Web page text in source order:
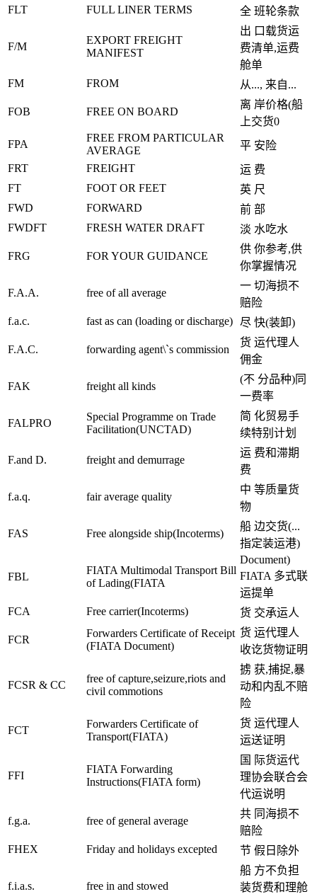
FLT FULL LINER TERMS 全 班轮条款
F/M
EXPORT FREIGHT
MANIFEST
出 口载货运
费清单,运费
舱单
FM
FROM 从..., 来自...
FOB FREE ON BOARD
离 岸价格(船
上交货0
FPA
FREE FROM PARTICULAR
AVERAGE
平 安险
FRT
FREIGHT
运 费
FT
FOOT OR FEET
英 尺
FWD
FORWARD
前 部
FWDFT
FRESH WATER DRAFT 淡 水吃水
FRG FOR YOUR GUIDANCE
供 你参考,供
你掌握情况
F.A.A. free of all average
一 切海损不
赔险
f.a.c.
fast as can (loading or discharge) 尽 快(装卸)
F.A.C. forwarding agent\`s commission
货 运代理人
佣金
FAK freight all kinds
(不 分品种)同
一费率
FALPRO
Special Programme on Trade
Facilitation(UNCTAD)
简 化贸易手
续特别计划
F.and D. freight and demurrage
运 费和滞期
费
f.a.q. fair average quality
中 等质量货
物
FAS Free alongside ship(Incoterms)
船 边交货(...
指定装运港)
FBL
FIATA Multimodal Transport Bill
of Lading(FIATA
Document)
FIATA 多式联
运提单
FCA
Free carrier(Incoterms) 货 交承运人
FCR
Forwarders Certificate of Receipt
(FIATA Document)
货 运代理人
收讫货物证明
FCSR & CC
free of capture,seizure,riots and
civil commotions
掳 获,捕捉,暴
动和内乱不赔
险
FCT
Forwarders Certificate of
Transport(FIATA)
货 运代理人
运送证明
FFI
FIATA Forwarding
Instructions(FIATA form)
国 际货运代
理协会联合会
代运说明
f.g.a. free of general average
共 同海损不
赔险
FHEX
Friday and holidays excepted 节 假日除外
f.i.a.s. free in and stowed
船 方不负担
装货费和理舱